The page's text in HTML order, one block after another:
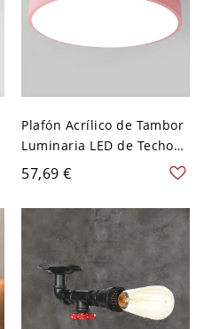
Plafón Acrílico de Tambor
Luminaria LED de Techo
Nórdica para Dormitorio -
40,64 cm 110 A 120 V Luz
cálida Rosa
57,69 €